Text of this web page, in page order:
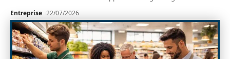
Entreprise 22/07/2026